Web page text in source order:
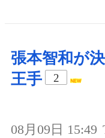
張本智和が
王手
2
08月09日 15:49